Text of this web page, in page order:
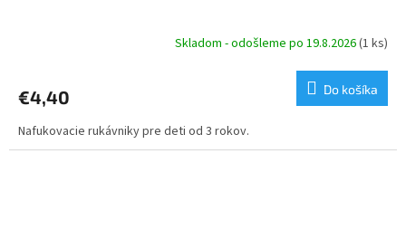
Skladom - odošleme po 19.8.2026(1 ks)
€4,40 Do košíka
Nafukovacie rukávniky pre deti od 3 rokov.